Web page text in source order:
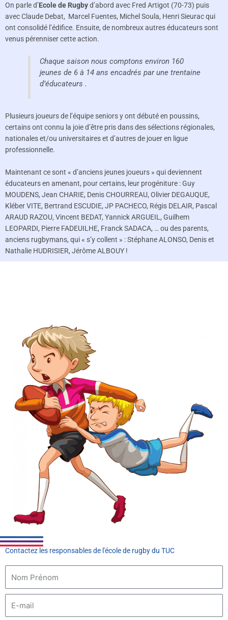
On parle d’Ecole de Rugbyd’abord avec Fred Artigot (70-73) puis
avec Claude Debat, Marcel Fuentes, Michel Soula, Henri Sieurac qui
ont consolidé l’édifice. Ensuite, de nombreux autres éducateurs sont
venus pérenniser cette action.
Chaque saison nous comptons environ 160
jeunes de 6 à 14 ans encadrés par une trentaine
d’éducateurs .
Plusieurs joueurs de l’équipe seniors y ont débuté en poussins,
certains ont connu la joie d’être pris dans des sélections régionales,
nationales et/ou universitaires et d’autres de jouer en ligue
professionnelle.
Maintenant ce sont « d’anciens jeunes joueurs » qui deviennent
éducateurs en amenant, pour certains, leur progéniture : Guy
MOUDENS, Jean CHARIE, Denis CHOURREAU, Olivier DEGAUQUE,
Kléber VITE, Bertrand ESCUDIE, JP PACHECO, Régis DELAIR, Pascal
ARAUD RAZOU, Vincent BEDAT, Yannick ARGUEIL, Guilhem
LEOPARDI, Pierre FADEUILHE, Franck SADACA, … ou des parents,
anciens rugbymans, qui « s’y collent » : Stéphane ALONSO, Denis et
Nathalie HUDRISIER, Jérôme ALBOUY !
Contactez les responsables de l'école de rugby du TUC
m